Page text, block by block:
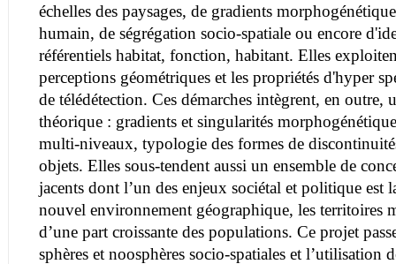
échelles des paysages, de gradients
humain, de ségrégation socio-spatiale ou encore
référentiels habitat, fonction, habitant. Elles
perceptions géométriques et les propriétés d'hyper
de télédétection. Ces démarches intègrent, en outre,
théorique : gradients et singularités
multi-niveaux, typologie des formes de
objets. Elles sous-tendent aussi un ensemble de
jacents dont l’un des enjeux sociétal et politique est
nouvel environnement géographique, les territoires
d’une part croissante des populations. Ce projet
sphères et noosphères socio-spatiales et l’utilisation